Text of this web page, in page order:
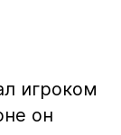
игроком
он